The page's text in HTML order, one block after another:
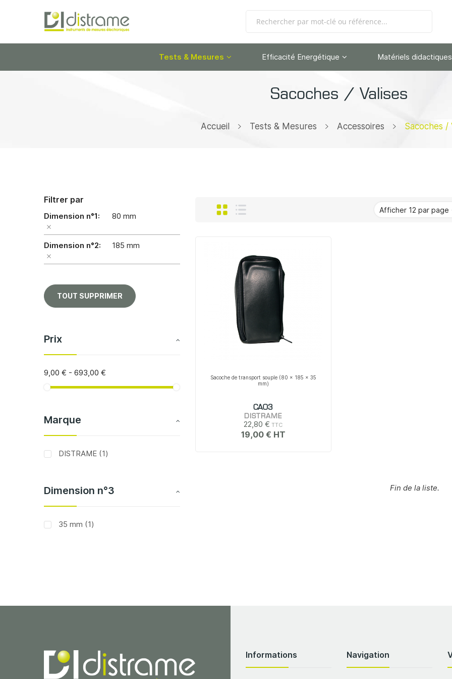
Tests & Mesures Efficacité Energétique Matériels didactiques
Sacoches / Valises
Accueil Tests & Mesures Accessoires Sacoches /
Grille
Sacoche de transport souple (80 x 185 x 35
mm)
CA03
DISTRAME
22,80 €
19,00 €
Fin de la liste.
Filtrer par
Dimension n°1 80 mm
Dimension n°2 185 mm
TOUT SUPPRIMER
Prix
9,00 € - 693,00 €
Marque
DISTRAME 1article
Dimension n°3
35 mm 1article
Informations Navigation